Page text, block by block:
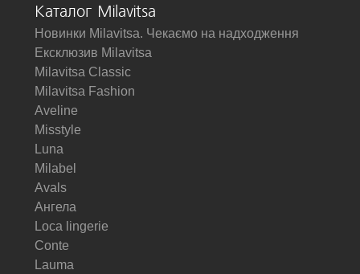
Каталог Milavitsa
Новинки Milavitsa. Чекаємо на надходження
Ексклюзив Milavitsa
Milavitsa Classic
Milavitsa Fashion
Aveline
Misstyle
Luna
Milabel
Avals
Ангела
Loca lingerie
Conte
Lauma